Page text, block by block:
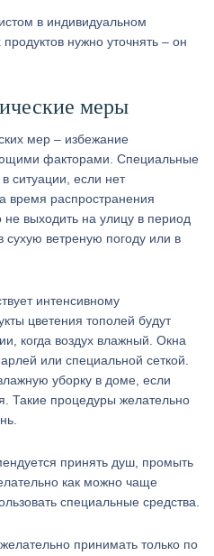
в индивидуальном
нужно уточнять – он
меры
мер – избежание
факторами. Специальные
ситуации, если нет
время распространения
выходить на улицу в период
сухую ветреную погоду или в
интенсивному
цветения тополей будут
когда воздух влажный. Окна
или специальной сеткой.
уборку в доме, если
Такие процедуры желательно
принять душ, промыть
как можно чаще
специальные средства.
принимать только по